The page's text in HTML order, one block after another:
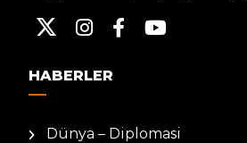
HABERLER
Dünya – Diplomasi